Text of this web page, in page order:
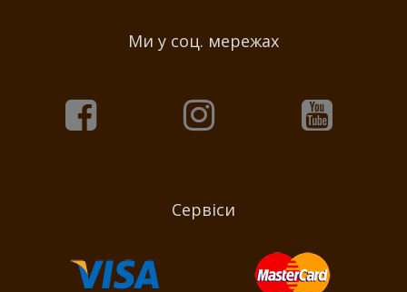
Ми у соц. мережах
Сервіси